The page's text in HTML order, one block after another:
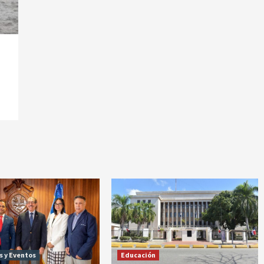
y Eventos Educación